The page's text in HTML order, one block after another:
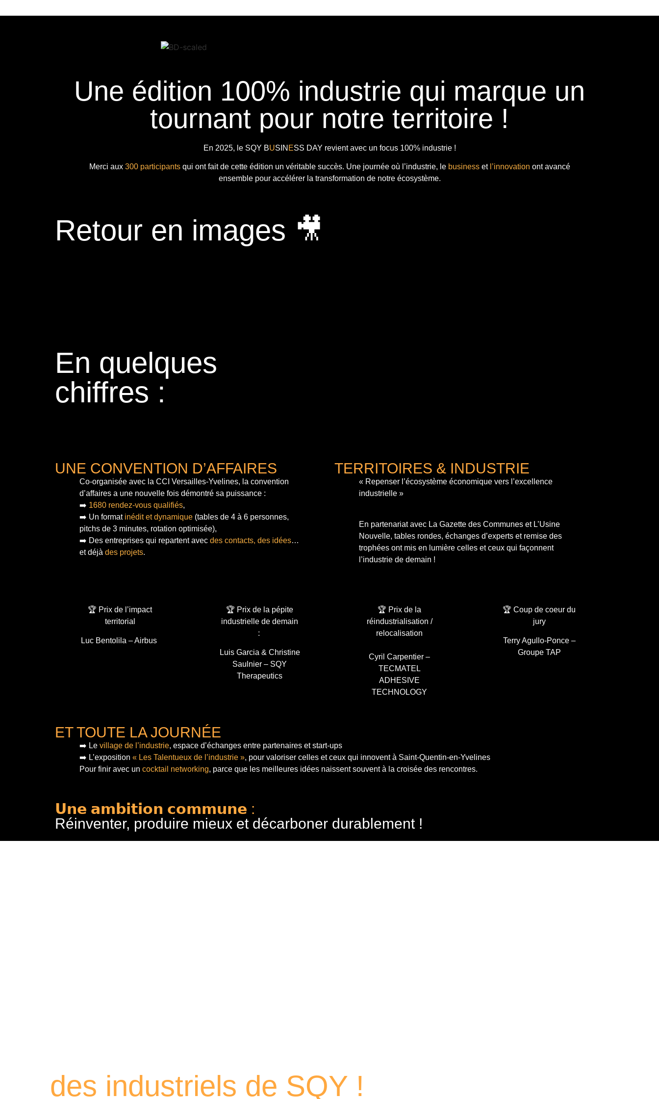
Une édition 100% industrie qui marque un
tournant pour notre territoire !
En 2025, le SQY BUSIN ESS DAY revient avec un focus 100% industrie !
Merci aux 300 participantsqui ont fait de cette édition un véritable succès. Une journée où l’industrie, le businesset l’innovation ont avancé
ensemble pour accélérer la transformation de notre écosystème.
Retour en images 🎥
En quelques
chiffres :
UNE CONVENTION D’AFFAIRES
Co-organisée avec la CCI Versailles-Yvelines, la convention
d’affaires a une nouvelle fois démontré sa puissance :
➡️ 1680 rendez-vous qualifiés,
➡️ Un format inédit et dynamique (tables de 4 à 6 personnes,
pitchs de 3 minutes, rotation optimisée),
➡️ Des entreprises qui repartent avec des contacts, des idées…
et déjà des projets.
TERRITOIRES & INDUSTRIE
« Repenser l’écosystème économique vers l’excellence
industrielle »
En partenariat avec La Gazette des Communes et L’Usine
Nouvelle, tables rondes, échanges d’experts et remise des
trophées ont mis en lumière celles et ceux qui façonnent
l’industrie de demain !
🏆 Prix de l’impact
territorial
Luc Bentolila – Airbus
🏆 Prix de la pépite
industrielle de demain
:
Luis Garcia & Christine
Saulnier – SQY
Therapeutics
🏆 Prix de la
réindustrialisation /
relocalisation
Cyril Carpentier –
TECMATEL
ADHESIVE
TECHNOLOGY
🏆 Coup de coeur du
jury
Terry Agullo-Ponce –
Groupe TAP
ET TOUTE LA JOURNÉE
➡️ Le village de l’industrie, espace d’échanges entre partenaires et start-ups
➡️ L’exposition « Les Talentueux de l’industrie », pour valoriser celles et ceux qui innovent à Saint-Quentin-en-Yvelines
Pour finir avec un cocktail networking, parce que les meilleures idées naissent souvent à la croisée des rencontres.
𝗨𝗻𝗲 𝗮𝗺𝗯𝗶𝘁𝗶𝗼𝗻 𝗰𝗼𝗺𝗺𝘂𝗻𝗲 :
Réinventer, produire mieux et décarboner durablement !
des industriels de SQY !